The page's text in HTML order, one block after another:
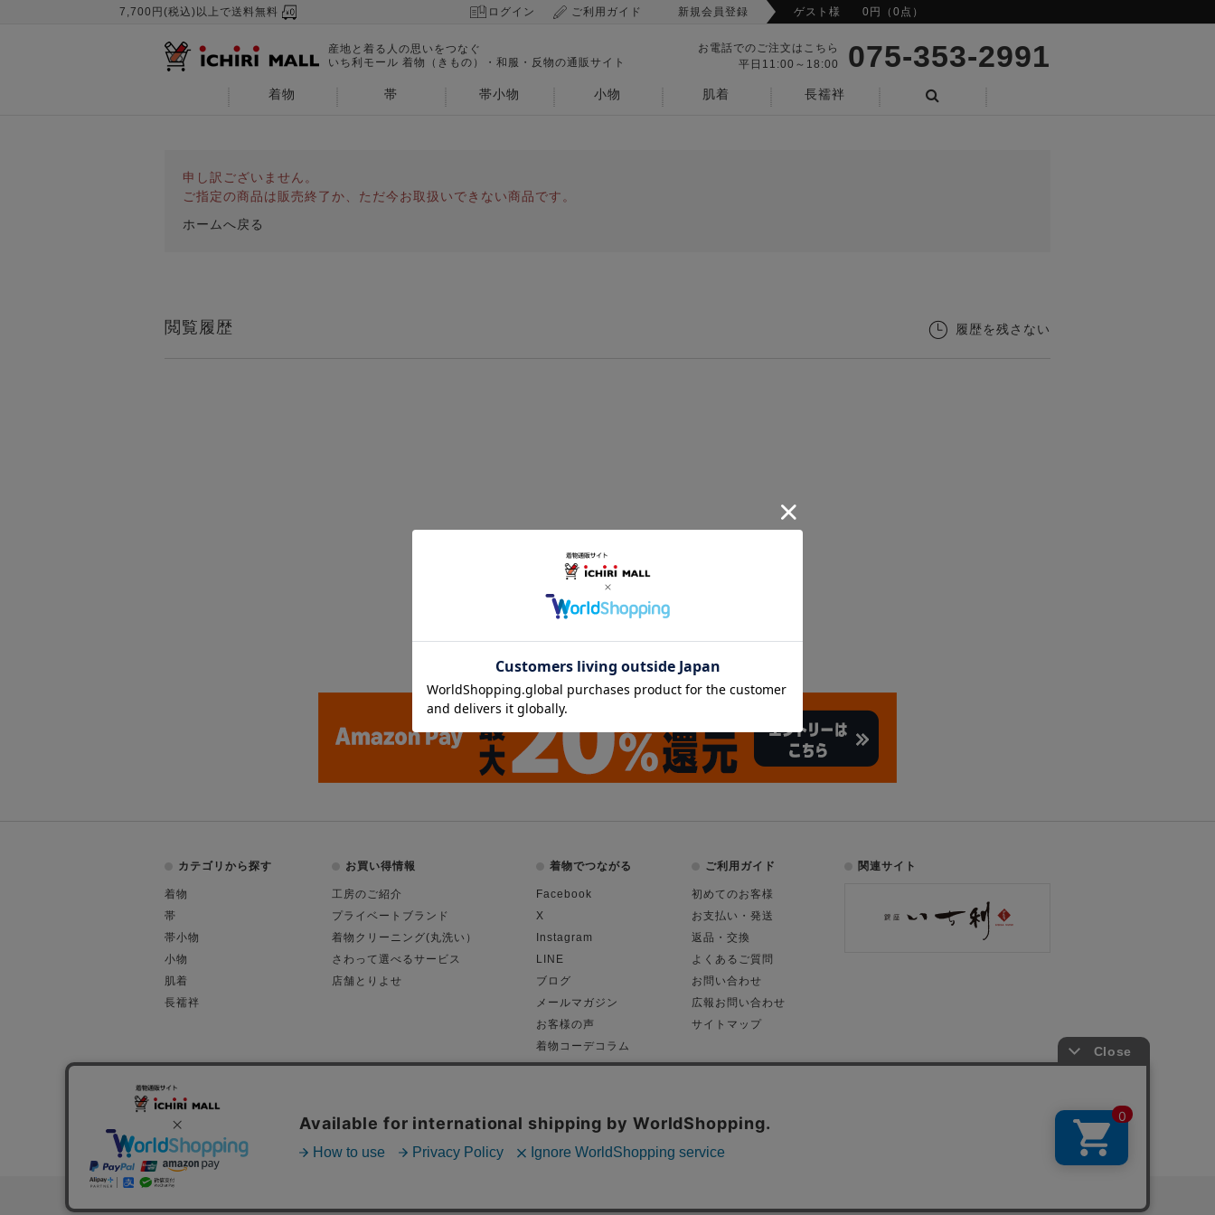
7,700円(税込)以上で送料無料 ログイン ご利用ガイド 新規会員登録 ゲスト様 0円（0点）
産地と着る人の思いをつなぐ
いち利モール 着物（きもの）・和服・反物の通販サイト
お電話でのご注文はこちら
平日11:00～18:00
075-353-2991
着物 帯 帯小物 小物 肌着
長襦袢
申し訳ございません。
ご指定の商品は販売終了か、ただ今お取扱いできない商品です。
ホームへ戻る
閲覧履歴 履歴を残さない
カテゴリから探す
着物
帯
帯小物
小物
肌着
長襦袢
お買い得情報
工房のご紹介
プライベートブランド
着物クリーニング(丸洗い）
さわって選べるサービス
店舗とりよせ
着物でつながる
Facebook
X
Instagram
LINE
ブログ
メールマガジン
お客様の声
着物コーデコラム
ご利用ガイド
初めてのお客様
お支払い・発送
返品・交換
よくあるご質問
お問い合わせ
広報お問い合わせ
サイトマップ
関連サイト